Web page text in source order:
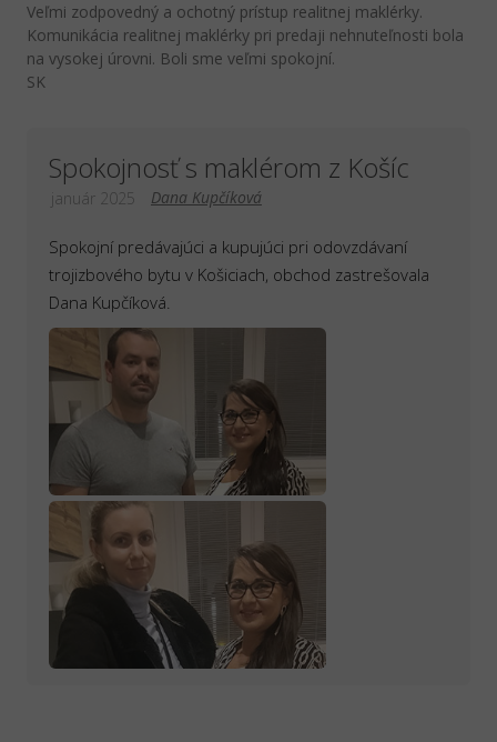
Veľmi zodpovedný a ochotný prístup realitnej maklérky.
Komunikácia realitnej maklérky pri predaji nehnuteľnosti bola
na vysokej úrovni. Boli sme veľmi spokojní.
SK
Spokojnosť s maklérom z Košíc
Dana Kupčíková
január 2025
Spokojní predávajúci a kupujúci pri odovzdávaní
trojizbového bytu v Košiciach, obchod zastrešovala
Dana Kupčíková.